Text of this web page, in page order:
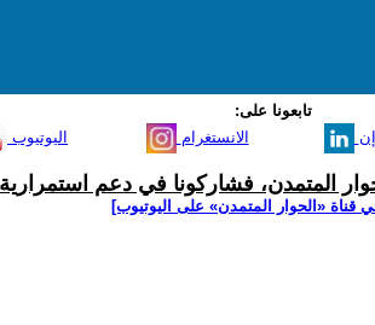
تابعونا على:
اليوتيوب الانستغرام
المتمدن، فشاركونا في دعم
قناة ‫«الحوار المتمدن» على اليوتيوب]